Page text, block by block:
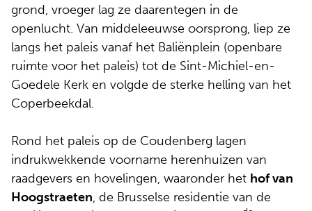
grond, vroeger lag ze daarentegen in de
openlucht. Van middeleeuwse oorsprong, liep ze
langs het paleis vanaf het Baliënplein (openbare
ruimte voor het paleis) tot de Sint-Michiel-en-
Goedele Kerk en volgde de sterke helling van het
Coperbeekdal.
Rond het paleis op de Coudenberg lagen
indrukwekkende voorname herenhuizen van
raadgevers en hovelingen, waaronder het hof van
Hoogstraeten, de Brusselse residentie van de